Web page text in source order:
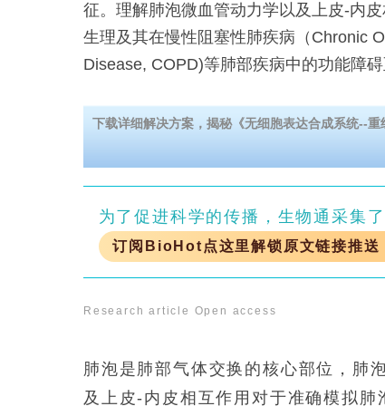
征。理解肺泡微血管动力学以及上皮-内
生理及其在慢性阻塞性肺疾病（Chronic
Disease, COPD)等肺部疾病中的功能障
下载详细解决方案，揭秘《无细胞表达合成系统--重
为了促进科学的传播，生物通采集
订阅BioHot点这里解锁原文链接推送
Research article Open access
肺泡是肺部气体交换的核心部位，肺
及上皮-内皮相互作用对于准确模拟